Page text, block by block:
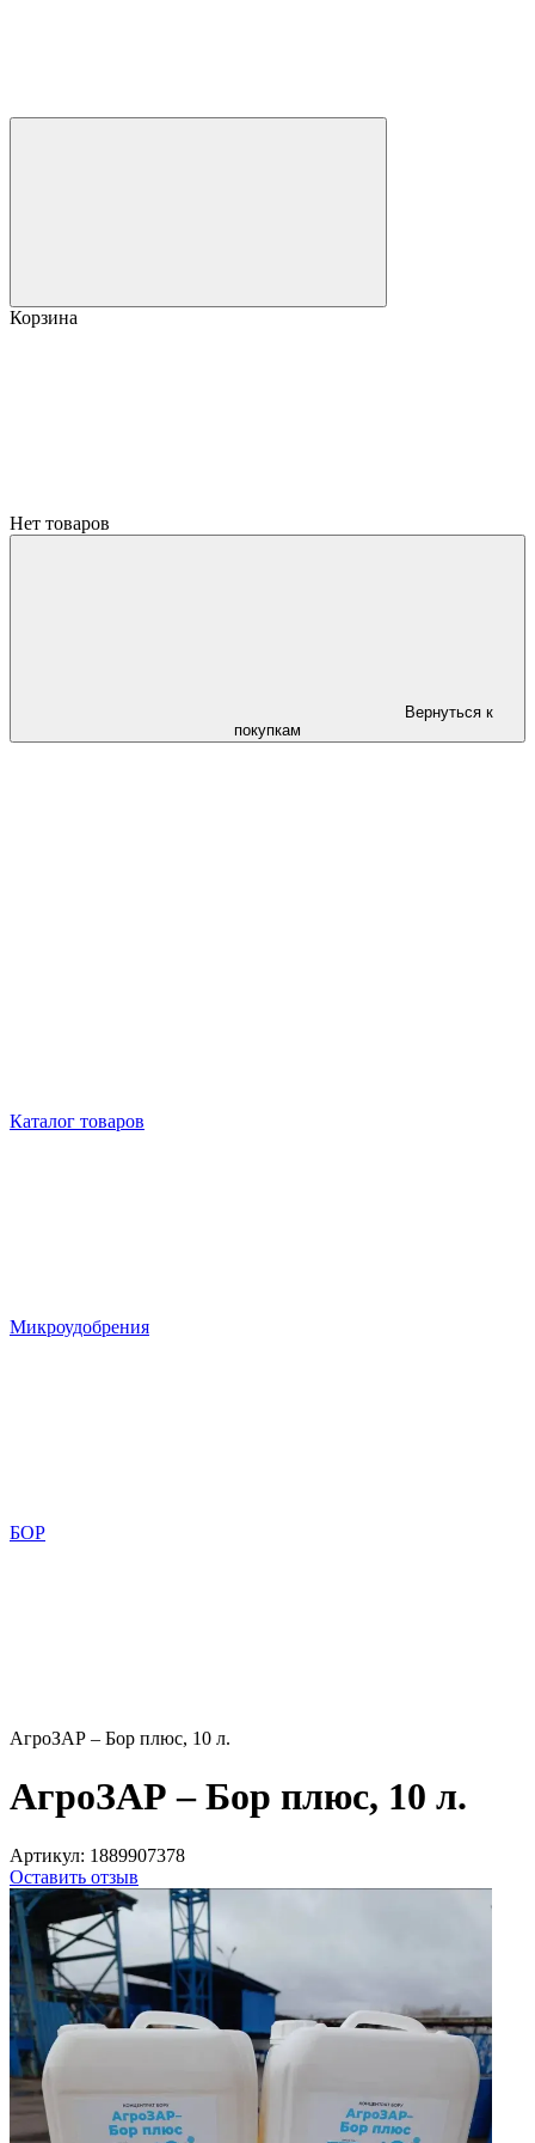
Корзина
Нет товаров
Вернуться к
покупкам
Каталог товаров
Микроудобрения
БОР
АгроЗАР – Бор плюс, 10 л.
АгроЗАР – Бор плюс, 10 л.
Артикул: 1889907378
Оставить отзыв